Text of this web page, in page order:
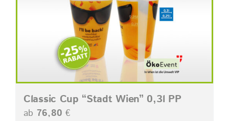
Classic Cup “Stadt Wien” 0,3l PP
ab 76,80 €